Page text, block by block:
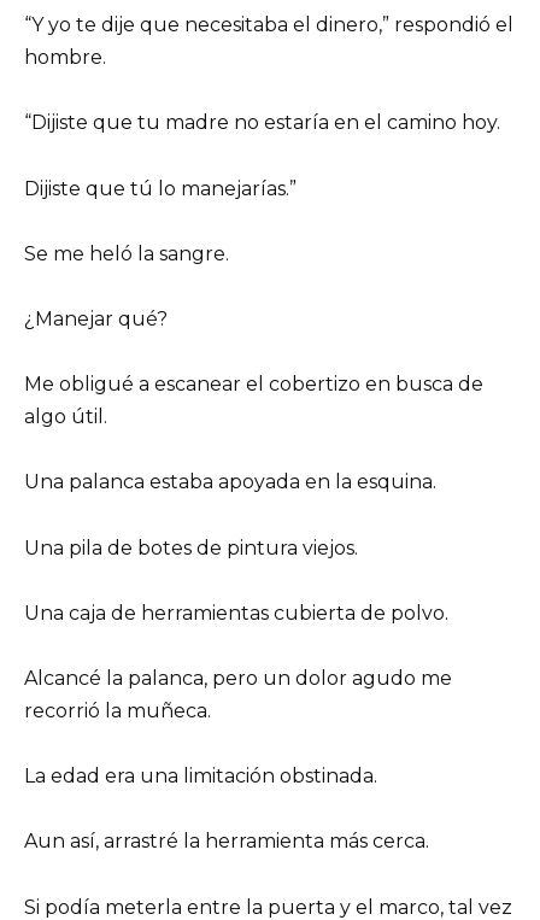
“Y yo te dije que necesitaba el dinero,” respondió el
hombre.
“Dijiste que tu madre no estaría en el camino hoy.
Dijiste que tú lo manejarías.”
Se me heló la sangre.
¿Manejar qué?
Me obligué a escanear el cobertizo en busca de
algo útil.
Una palanca estaba apoyada en la esquina.
Una pila de botes de pintura viejos.
Una caja de herramientas cubierta de polvo.
Alcancé la palanca, pero un dolor agudo me
recorrió la muñeca.
La edad era una limitación obstinada.
Aun así, arrastré la herramienta más cerca.
Si podía meterla entre la puerta y el marco, tal vez